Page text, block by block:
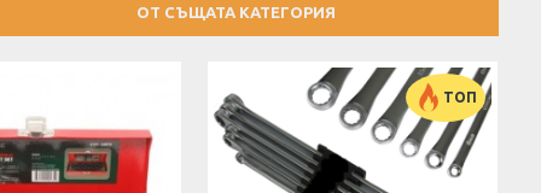
ОТ СЪЩАТА КАТЕГОРИЯ
ТОП